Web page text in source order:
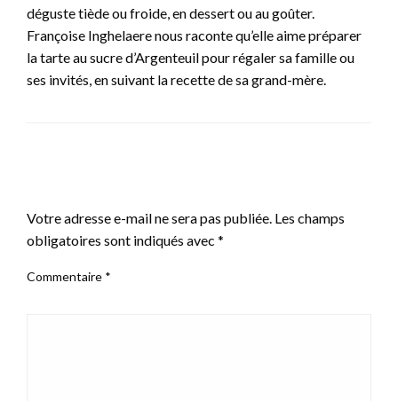
déguste tiède ou froide, en dessert ou au goûter.
Françoise Inghelaere nous raconte qu’elle aime préparer
la tarte au sucre d’Argenteuil pour régaler sa famille ou
ses invités, en suivant la recette de sa grand-mère.
Votre adresse e-mail ne sera pas publiée. Les champs
obligatoires sont indiqués avec *
Commentaire *